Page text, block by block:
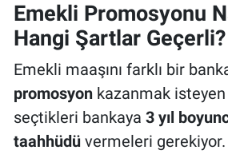
Emekli Promosyonu
Hangi Şartlar Geçerli?
Emekli maaşını farklı bir
promosyon kazanmak isteyen
seçtikleri bankaya 3 yıl
taahhüdü vermeleri